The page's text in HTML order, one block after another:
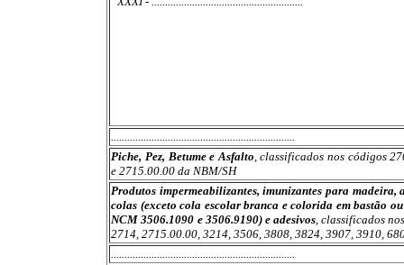
....................................................................
Piche, Pez, Betume e Asfalto, classificados nos códigos
e 2715.00.00 da NBM/SH
Produtos impermeabilizantes, imunizantes para madeira,
colas (exceto cola escolar branca e colorida em bastão
NCM 3506.1090 e 3506.9190) e adesivos, classificados
2714, 2715.00.00, 3214, 3506, 3808, 3824, 3907, 3910,
....................................................................